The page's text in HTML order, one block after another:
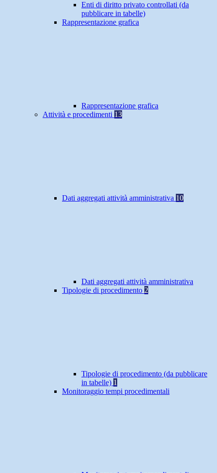
Enti di diritto privato controllati (da
pubblicare in tabelle)
Rappresentazione grafica
Rappresentazione grafica
Attività e procedimenti 13
Dati aggregati attività amministrativa 10
Dati aggregati attività amministrativa
Tipologie di procedimento 2
Tipologie di procedimento (da pubblicare
in tabelle) 1
Monitoraggio tempi procedimentali